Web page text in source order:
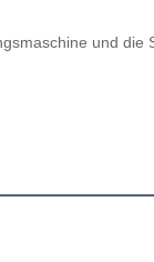
und die